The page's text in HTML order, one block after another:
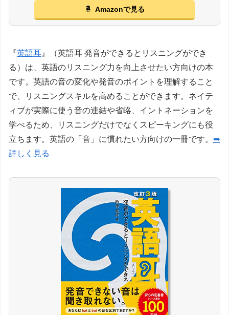
Amazonで見る
『英語耳 』（英語耳 発音ができるとリスニングができ
る）は、英語のリスニング力を向上させたい方向けの本
です。英語の音の変化や発音のポイントを理解すること
で、リスニングスキルを高めることができます。ネイテ
ィブが実際に使う音の連結や省略、イントネーションを
学べるため、リスニングだけでなくスピーキングにも役
立ちます。英語の「音」に慣れたい方向けの一冊です。 ➡
詳しく見る